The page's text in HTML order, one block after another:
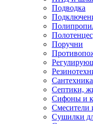
Подводка
Поручни
Септики,
Сифоны и
Смесители
Сушилки